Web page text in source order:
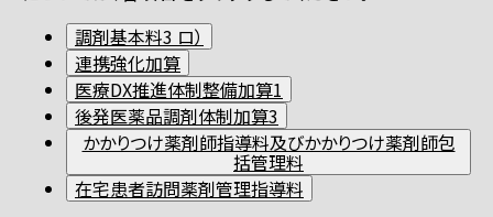
調剤基本料3 ロ）
連携強化加算
医療DX推進体制整備加算1
後発医薬品調剤体制加算3
かかりつけ薬剤師指導料及びかかりつけ薬剤師包
括管理料
在宅患者訪問薬剤管理指導料